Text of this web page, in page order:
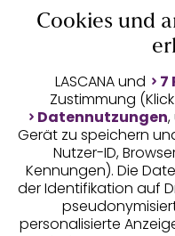
Geprüfte
Cookies und
LASCANA und 7
Zustimmung
Datennutzungen
Gerät zu speichern
Nutzer-ID,
Kennungen). Die
der Identifikation auf
personalisierte